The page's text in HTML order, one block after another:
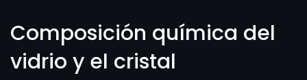
Composición química del
vidrio y el cristal